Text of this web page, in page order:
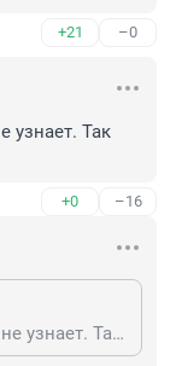
+21 –0
узнает. Так
+0 –16
Поверь, он о тебе вообще никогда не узнает. Так что ему и забывать будет нечего.